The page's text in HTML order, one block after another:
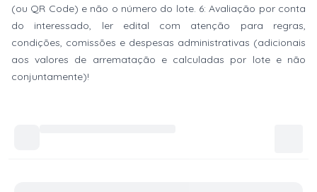
(ou QR Code) e não o número do lote. 6: Avaliação por conta
do interessado, ler edital com atenção para regras,
condições, comissões e despesas administrativas (adicionais
aos valores de arrematação e calculadas por lote e não
conjuntamente)!